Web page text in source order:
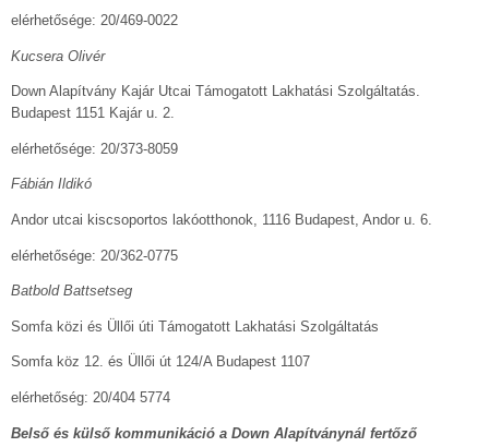
elérhetősége: 20/469-0022
Kucsera Olivér
Down Alapítvány Kajár Utcai Támogatott Lakhatási Szolgáltatás.
Budapest 1151 Kajár u. 2.
elérhetősége: 20/373-8059
Fábián Ildikó
Andor utcai kiscsoportos lakóotthonok, 1116 Budapest, Andor u. 6.
elérhetősége: 20/362-0775
Batbold Battsetseg
Somfa közi és Üllői úti Támogatott Lakhatási Szolgáltatás
Somfa köz 12. és Üllői út 124/A Budapest 1107
elérhetőség: 20/404 5774
Belső és külső kommunikáció a Down Alapítványnál fertőző